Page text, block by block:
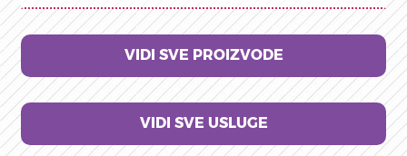
VIDI SVE PROIZVODE
VIDI SVE USLUGE